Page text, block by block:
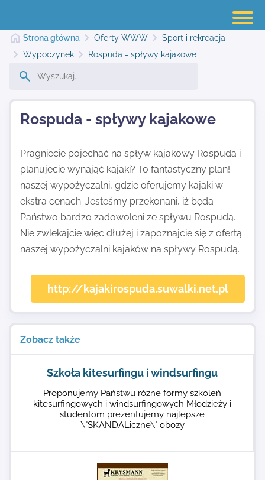
Najnowsze
Kontakt
Strona główna Oferty WWW
Sport i rekreacja
Wypoczynek
Rospuda - spływy kajakowe
Rospuda - spływy kajakowe
Pragniecie pojechać na spływ kajakowy Rospudą i
planujecie wynająć kajaki? To fantastyczny plan!
naszej wypożyczalni, gdzie oferujemy kajaki w
ekstra cenach. Jesteśmy przekonani, iż będą
Państwo bardzo zadowoleni ze spływu Rospudą.
Nie zwlekajcie więc dłużej i zapoznajcie się z ofertą
naszej wypożyczalni kajaków na spływy Rospudą.
http://kajakirospuda.suwalki.net.pl
Zobacz także
Szkoła kitesurfingu i windsurfingu
Proponujemy Państwu różne formy szkoleń
kitesurfingowych i windsurfingowych Młodzieży i
studentom prezentujemy najlepsze
\"SKANDALiczne\" obozy